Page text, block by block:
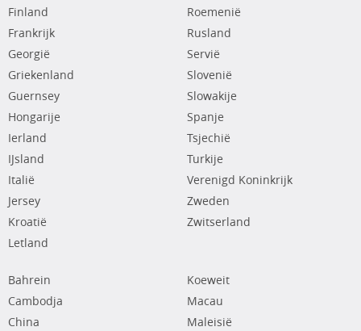
Finland
Frankrijk
Georgië
Griekenland
Guernsey
Hongarije
Ierland
IJsland
Italië
Jersey
Kroatië
Letland
Roemenië
Rusland
Servië
Slovenië
Slowakije
Spanje
Tsjechië
Turkije
Verenigd Koninkrijk
Zweden
Zwitserland
Bahrein
Cambodja
China
Koeweit
Macau
Maleisië